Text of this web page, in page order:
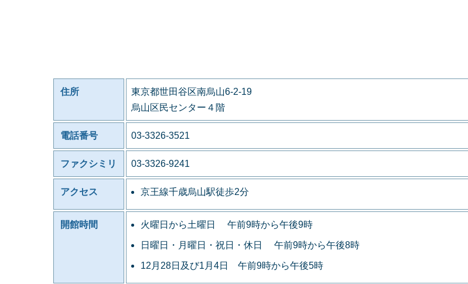
住所
東京都世田谷区南烏山6-2-19
烏山区民センター４階
電話番号 03-3326-3521
ファクシミリ 03-3326-9241
アクセス 京王線千歳烏山駅徒歩2分
開館時間 火曜日から土曜日 午前9時から午後9時
日曜日・月曜日・祝日・休日 午前9時から午後8時
12月28日及び1月4日 午前9時から午後5時